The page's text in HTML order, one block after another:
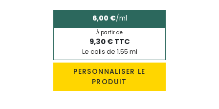
6,00 €/ml
À partir de
9,30 € TTC
Le colis de 1.55 ml
PERSONNALISER LE
PRODUIT